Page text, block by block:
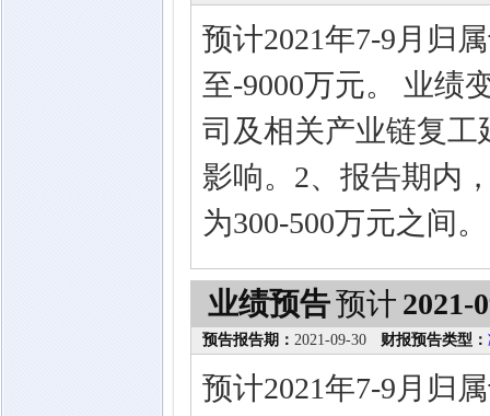
预计2021年7-9月归
至-9000万元。 业绩
司及相关产业链复
影响。2、报告期内
为300-500万元之间。
业绩预告预计 2021-
预告报告期： 2021-09-30 财报预告类型：
预计2021年7-9月归